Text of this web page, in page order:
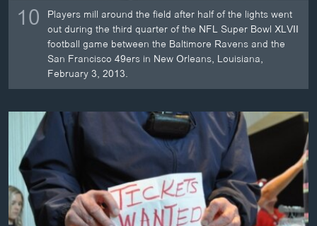
10 Players mill around the field after half of the lights went
out during the third quarter of the NFL Super Bowl XLVII
football game between the Baltimore Ravens and the
San Francisco 49ers in New Orleans, Louisiana,
February 3, 2013.